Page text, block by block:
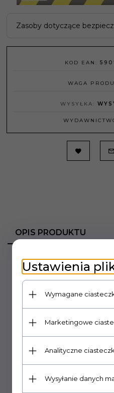
Zasoby dotyczące
KOD EAN:
WAGA
WYSYŁKA:
OPIS PRODUKTU
Wciel się w wynalazcę i
Wykorzystuj różnorodne
Użyj ognia, wody i wiatru
niesamowite zagadki i
Wciel się w prawdziwego
ukończ aż 100 poziomów.
Każde zadanie ma wiele
możesz wykazać się
Ustawienia
Wymagane
Marketingowe
Analityczne
Wysyłanie danych